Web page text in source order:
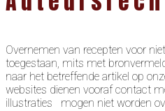
Overnemen van recepten voor
toegestaan, mits met
naar het betreffende artikel op
websites dienen vooraf contact
illustraties mogen niet worden